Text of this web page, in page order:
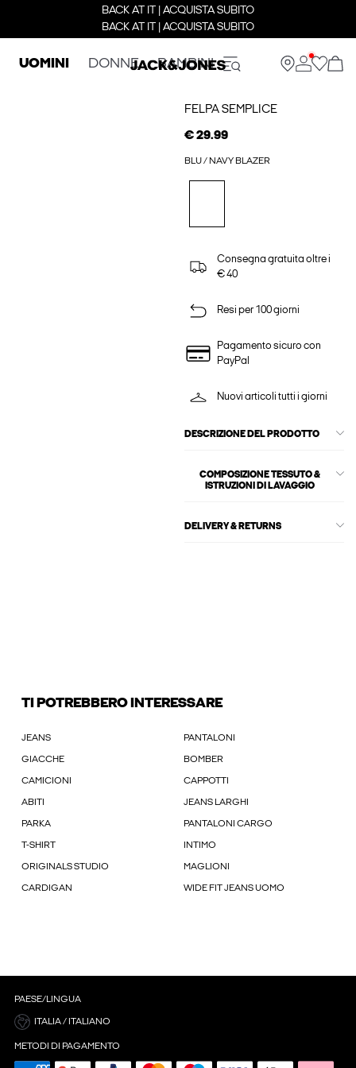
BACK AT IT | ACQUISTA SUBITO
BACK AT IT | ACQUISTA SUBITO
UOMINI DONNE BAMBINI
FELPA SEMPLICE
€ 29.99
BLU / NAVY BLAZER
Consegna gratuita oltre i
€ 40
Resi per 100 giorni
Pagamento sicuro con
PayPal
Nuovi articoli tutti i giorni
DESCRIZIONE DEL PRODOTTO
COMPOSIZIONE TESSUTO &
ISTRUZIONI DI LAVAGGIO
DELIVERY & RETURNS
TI POTREBBERO INTERESSARE
JEANS PANTALONI
GIACCHE BOMBER
CAMICIONI CAPPOTTI
ABITI JEANS LARGHI
PARKA PANTALONI CARGO
T-SHIRT INTIMO
ORIGINALS STUDIO MAGLIONI
CARDIGAN WIDE FIT JEANS UOMO
PAESE/LINGUA
ITALIA / ITALIANO
METODI DI PAGAMENTO